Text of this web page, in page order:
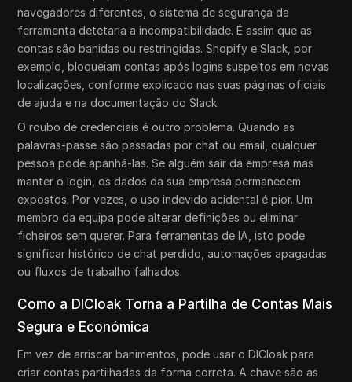
navegadores diferentes, o sistema de segurança da
ferramenta detetaria a incompatibilidade. É assim que as
contas são banidas ou restringidas. Shopify e Slack, por
exemplo, bloqueiam contas após logins suspeitos em novas
localizações, conforme explicado nas suas páginas oficiais
de ajuda e na documentação do Slack.
O roubo de credenciais é outro problema. Quando as
palavras-passe são passadas por chat ou email, qualquer
pessoa pode apanhá-las. Se alguém sair da empresa mas
manter o login, os dados da sua empresa permanecem
expostos. Por vezes, o uso indevido acidental é pior. Um
membro da equipa pode alterar definições ou eliminar
ficheiros sem querer. Para ferramentas de IA, isto pode
significar histórico de chat perdido, automações apagadas
ou fluxos de trabalho falhados.
Como a DICloak Torna a Partilha de Contas Mais
Segura e Económica
Em vez de arriscar banimentos, pode usar o DICloak para
criar contas partilhadas da forma correta. A chave são as